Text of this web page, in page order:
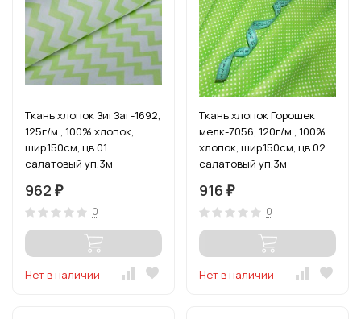
Ткань хлопок ЗигЗаг-1692,
125г/м , 100% хлопок,
шир.150см, цв.01
салатовый уп.3м
962 ₽
0
Нет в наличии
Ткань хлопок Горошек
мелк-7056, 120г/м , 100%
хлопок, шир.150см, цв.02
салатовый уп.3м
916 ₽
0
Нет в наличии